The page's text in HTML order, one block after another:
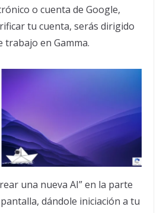
o cuenta de Google,
tu cuenta, serás dirigido
trabajo en Gamma.
una nueva AI” en la parte
dándole iniciación a tu